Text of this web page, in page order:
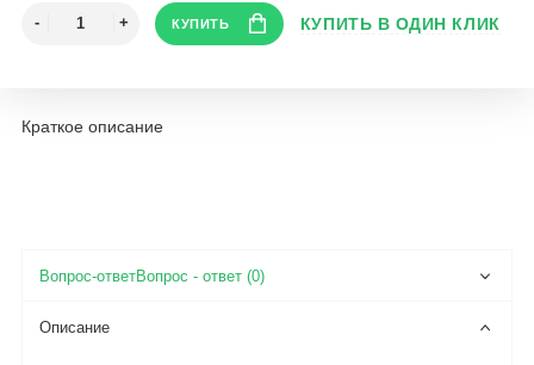
Краткое описание
Вопрос - ответ (0)
Описание